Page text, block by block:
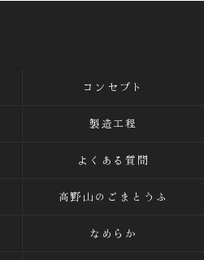
コンセプト
製造工程
よくある質問
高野山のごまとうふ
なめらか